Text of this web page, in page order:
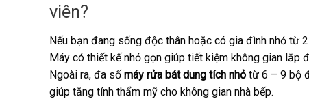
viên?
Nếu bạn đang sống độc thân hoặc có gia đình nhỏ từ
Máy có thiết kế nhỏ gọn giúp tiết kiệm không gian lắp
Ngoài ra, đa số máy rửa bát dung tích nhỏ từ 6 – 9 bộ
giúp tăng tính thẩm mỹ cho không gian nhà bếp.